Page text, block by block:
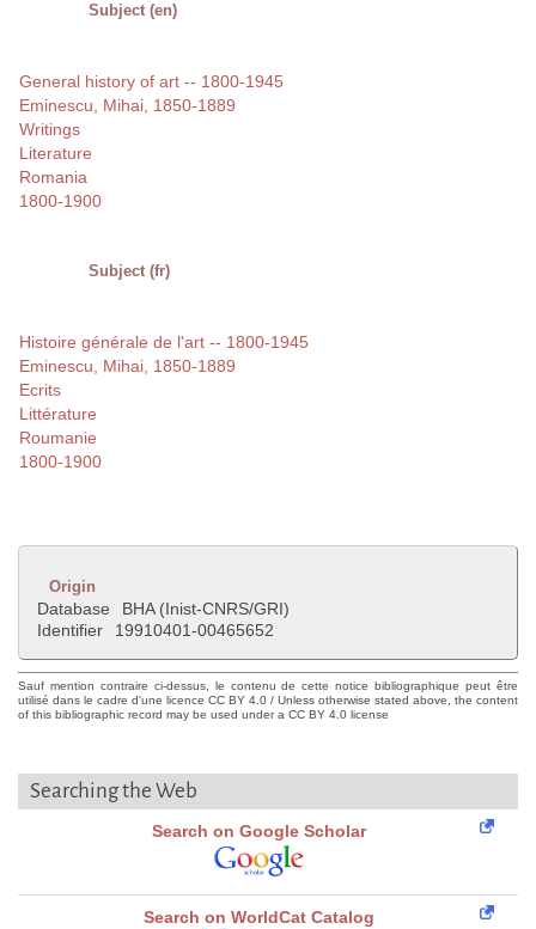
Subject (en)
General history of art -- 1800-1945
Eminescu, Mihai, 1850-1889
Writings
Literature
Romania
1800-1900
Subject (fr)
Histoire générale de l'art -- 1800-1945
Eminescu, Mihai, 1850-1889
Ecrits
Littérature
Roumanie
1800-1900
Origin
Database
BHA (Inist-CNRS/GRI)
Identifier
19910401-00465652
Sauf mention contraire ci-dessus, le contenu de cette notice bibliographique peut être
utilisé dans le cadre d'une licence CC BY 4.0 / Unless otherwise stated above, the content
of this bibliographic record may be used under a CC BY 4.0 license
Searching the Web
Search on Google Scholar
Search on WorldCat Catalog